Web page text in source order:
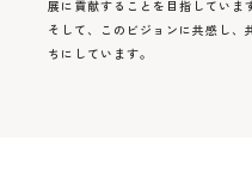
展に貢献することを目指していま
そして、このビジョンに共感し
ちにしています。